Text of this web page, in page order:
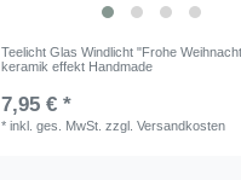
Teelicht Glas Windlicht "Frohe
keramik effekt Handmade
7,95 € *
*inkl. ges. MwSt. zzgl.Versandkosten